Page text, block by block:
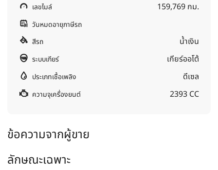
เลขไมล์ 159,769 กม.
วันหมดอายุภาษีรถ
สีรถ
น้ำเงิน
ระบบเกียร์ เกียร์ออโต้
ประเภทเชื้อเพลิง ดีเซล
ความจุเครื่องยนต์ 2393 CC
ข้อความจากผู้ขาย
ลักษณะเฉพาะ